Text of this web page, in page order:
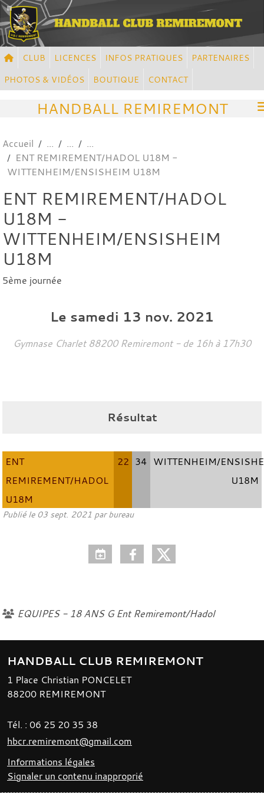
CLUB LICENCES INFOS PRATIQUES
PARTENAIRES
PHOTOS & VIDÉOS
BOUTIQUE CONTACT
HANDBALL REMIREMONT
Accueil
ENT REMIREMENT/HADOL U18M -
WITTENHEIM/ENSISHEIM U18M
ENT REMIREMENT/HADOL
U18M -
WITTENHEIM/ENSISHEIM
U18M
5ème journée
Le samedi 13 nov. 2021
Gymnase Charlet 88200 Remiremont - de 16h à 17h30
Résultat
ENT
REMIREMENT/HADOL
U18M
22 34 WITTENHEIM/
U18M
Publié le 03 sept. 2021 par bureau
EQUIPES - 18 ANS G Ent Remiremont/Hadol
HANDBALL CLUB REMIREMONT
1 Place Christian PONCELET
88200 REMIREMONT
Tél. : 06 25 20 35 38
hbcr.remiremont@gmail.com
Informations légales
Signaler un contenu inapproprié
Panneau de gestion des cookies